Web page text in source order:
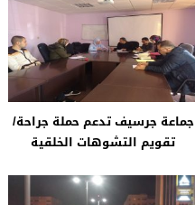
جماعة جرسيف تدعم حملة جراحة/
تقويم التشوهات الخلقية